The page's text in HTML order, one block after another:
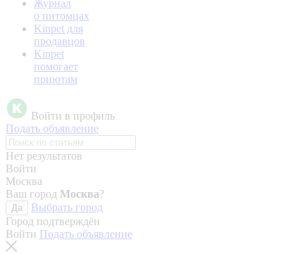
Журнал
о питомцах
Kinpet для
продавцов
Kinpet
помогает
приютам
Войти в профиль
Подать объявление
Нет результатов
Войти
Москва
Ваш город Москва?
Да
Выбрать город
Город подтверждён
Войти Подать объявление